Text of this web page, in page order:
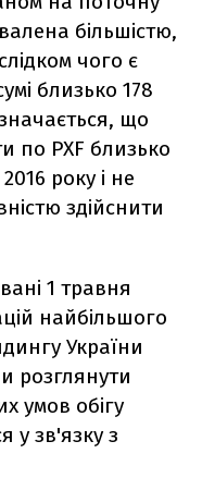
більшістю,
чого є
близько 178
що
по PXF близько
року і не
здійснити
1 травня
найбільшого
України
розглянути
умов обігу
у зв'язку з